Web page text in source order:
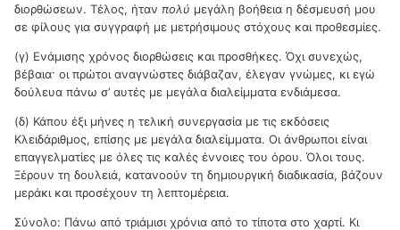
διορθώσεων. Τέλος, ήταν πολύ μεγάλη βοήθεια η δέσμευσή μου
σε φίλους για συγγραφή με μετρήσιμους στόχους και προθεσμίες.
(γ) Ενάμισης χρόνος διορθώσεις και προσθήκες. Όχι συνεχώς,
βέβαια· οι πρώτοι αναγνώστες διάβαζαν, έλεγαν γνώμες, κι εγώ
δούλευα πάνω σ’ αυτές με μεγάλα διαλείμματα ενδιάμεσα.
(δ) Κάπου έξι μήνες η τελική συνεργασία με τις εκδόσεις
Κλειδάριθμος, επίσης με μεγάλα διαλείμματα. Οι άνθρωποι είναι
επαγγελματίες με όλες τις καλές έννοιες του όρου. Όλοι τους.
Ξέρουν τη δουλειά, κατανοούν τη δημιουργική διαδικασία, βάζουν
μεράκι και προσέχουν τη λεπτομέρεια.
Σύνολο: Πάνω από τριάμισι χρόνια από το τίποτα στο χαρτί. Κι